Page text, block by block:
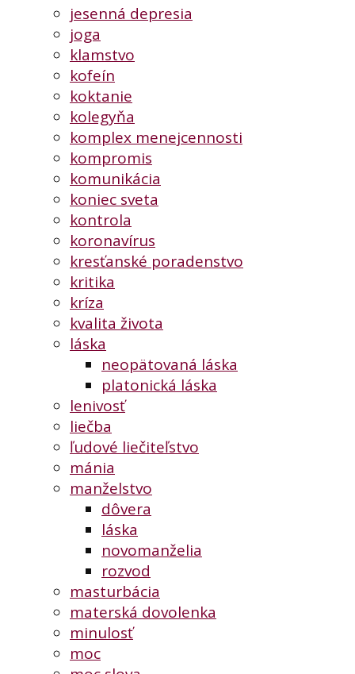
jesenná depresia
joga
klamstvo
kofeín
koktanie
kolegyňa
komplex menejcennosti
kompromis
komunikácia
koniec sveta
kontrola
koronavírus
kresťanské poradenstvo
kritika
kríza
kvalita života
láska
neopätovaná láska
platonická láska
lenivosť
liečba
ľudové liečiteľstvo
mánia
manželstvo
dôvera
láska
novomanželia
rozvod
masturbácia
materská dovolenka
minulosť
moc